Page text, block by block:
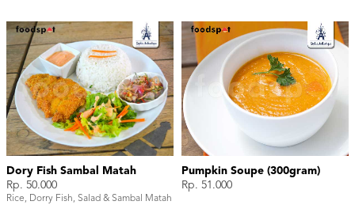
Dory Fish Sambal Matah
Rp. 50.000
Rice, Dorry Fish, Salad & Sambal Matah
Pumpkin Soupe (300gram)
Rp. 51.000